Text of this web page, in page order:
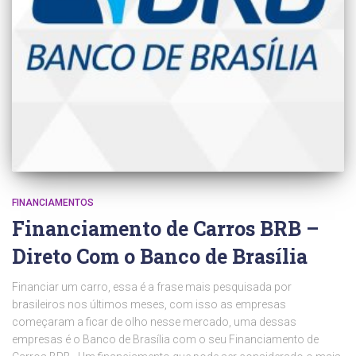
FINANCIAMENTOS
Financiamento de Carros BRB –
Direto Com o Banco de Brasília
Financiar um carro, essa é a frase mais pesquisada por
brasileiros nos últimos meses, com isso as empresas
começaram a ficar de olho nesse mercado, uma dessas
empresas é o Banco de Brasília com o seu Financiamento de